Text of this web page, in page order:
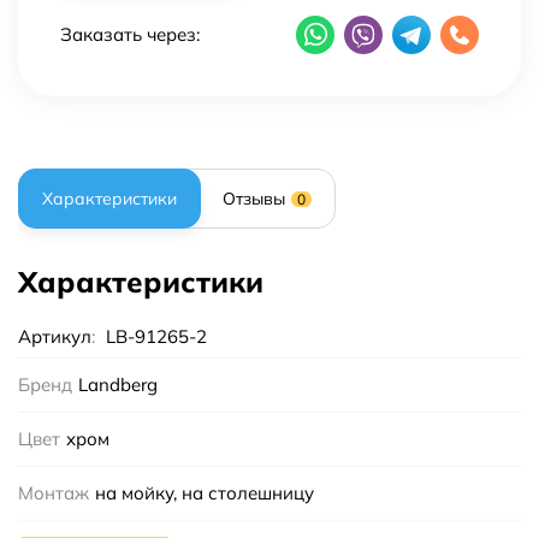
Заказать через:
Характеристики Отзывы 0
Характеристики
Артикул: LB-91265-2
Бренд Landberg
Цвет хром
Монтаж на мойку, на столешницу